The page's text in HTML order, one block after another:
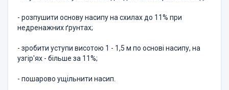
- розпушити основу насипу на схилах до 11% при
недренажних ґрунтах;
- зробити уступи висотою 1 - 1,5 м по основі насипу, на
узгір'ях - більше за 11%;
- пошарово ущільнити насип.